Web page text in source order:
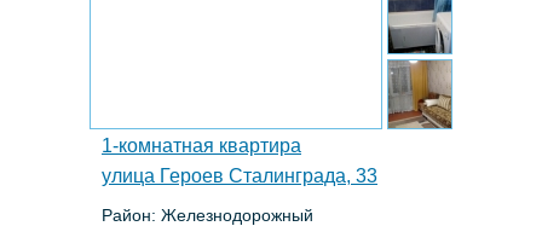
1-комнатная квартира
улица Героев Сталинграда, 33
Район: Железнодорожный